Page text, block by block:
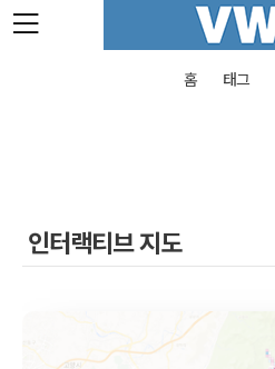
본문 바로가기
홈 태그
인터랙티브 지도